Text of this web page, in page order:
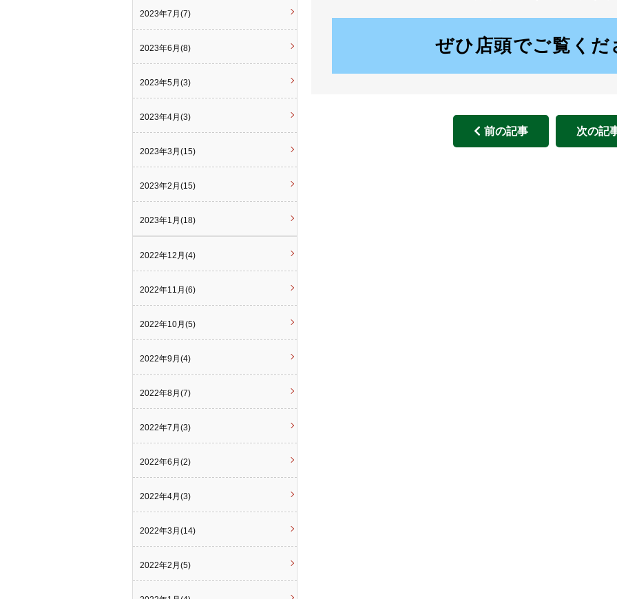
ぜひ店頭でご覧くだ
前の記事 次の記
2023年7月(7)
2023年6月(8)
2023年5月(3)
2023年4月(3)
2023年3月(15)
2023年2月(15)
2023年1月(18)
2022年12月(4)
2022年11月(6)
2022年10月(5)
2022年9月(4)
2022年8月(7)
2022年7月(3)
2022年6月(2)
2022年4月(3)
2022年3月(14)
2022年2月(5)